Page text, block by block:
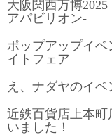
大阪関西万博
アパビリオン-
ポップアップイ
イトフェア
え、ナダヤのイベ
近鉄百貨店上本町
いました！